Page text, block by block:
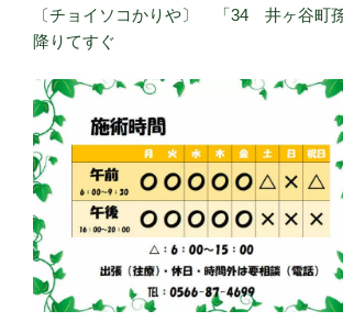
〔チョイソコかりや〕 「34 井ヶ谷町
降りてすぐ